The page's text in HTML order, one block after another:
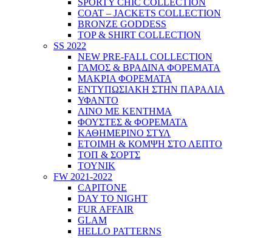
SPORTY CHIC COLLECTION
COAT – JACKETS COLLECTION
BRONZE GODDESS
TOP & SHIRT COLLECTION
SS 2022
NEW PRE-FALL COLLECTION
ΓΑΜΟΣ & ΒΡΑΔΙΝΑ ΦΟΡΕΜΑΤΑ
ΜΑΚΡΙΑ ΦΟΡΕΜΑΤΑ
ΕΝΤΥΠΩΣΙΑΚΗ ΣΤΗΝ ΠΑΡΑΛΙΑ
ΥΦΑΝΤΟ
ΛΙΝΟ ΜΕ ΚΕΝΤΗΜΑ
ΦΟΥΣΤΕΣ & ΦΟΡΕΜΑΤΑ
ΚΑΘΗΜΕΡΙΝΟ ΣΤΥΛ
ΕΤΟΙΜΗ & ΚΟΜΨΗ ΣΤΟ ΛΕΠΤΟ
ΤΟΠ & ΣΟΡΤΣ
ΤΟΥΝΙΚ
FW 2021-2022
CAPITONE
DAY TO NIGHT
FUR AFFAIR
GLAM
HELLO PATTERNS